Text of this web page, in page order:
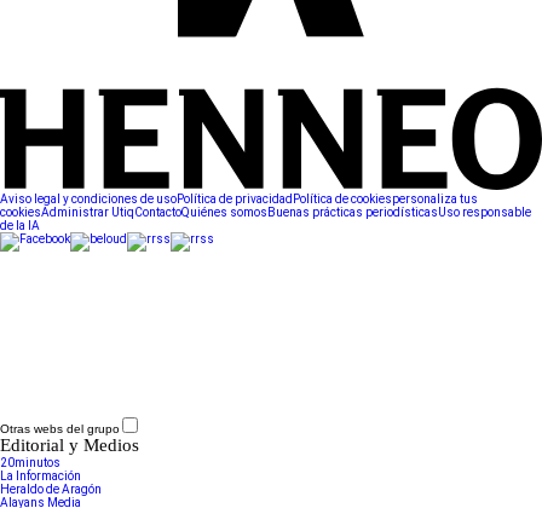
Aviso legal y condiciones de usoPolítica de privacidad Política de cookiespersonaliza tus
cookiesAdministrar UtiqContactoQuiénes somos Buenas prácticas periodísticasUso responsable
de la IA
Otras webs del grupo
Editorial y Medios
20minutos
La Información
Heraldo de Aragón
Alayans Media